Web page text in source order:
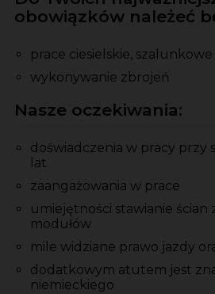
obowiązków należeć
prace ciesielskie, szalunkowe
wykonywanie zbrojeń
Nasze oczekiwania:
doświadczenia w pracy przy
lat
zaangażowania w prace
umiejętności stawianie ścian
modułów
mile widziane prawo jazdy
dodatkowym atutem jest
niemieckiego